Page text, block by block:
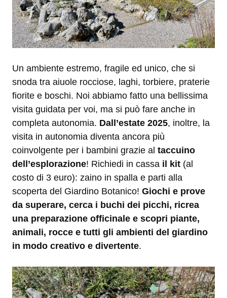
Un ambiente estremo, fragile ed unico, che si
snoda tra aiuole rocciose, laghi, torbiere, praterie
fiorite e boschi. Noi abbiamo fatto una bellissima
visita guidata per voi, ma si può fare anche in
completa autonomia. Dall’estate 2025, inoltre, la
visita in autonomia diventa ancora più
coinvolgente per i bambini grazie al taccuino
dell’esplorazione! Richiedi in cassa il kit (al
costo di 3 euro): zaino in spalla e parti alla
scoperta del Giardino Botanico! Giochi e prove
da superare, cerca i buchi dei picchi, ricrea
una preparazione officinale e scopri piante,
animali, rocce e tutti gli ambienti del giardino
in modo creativo e divertente.